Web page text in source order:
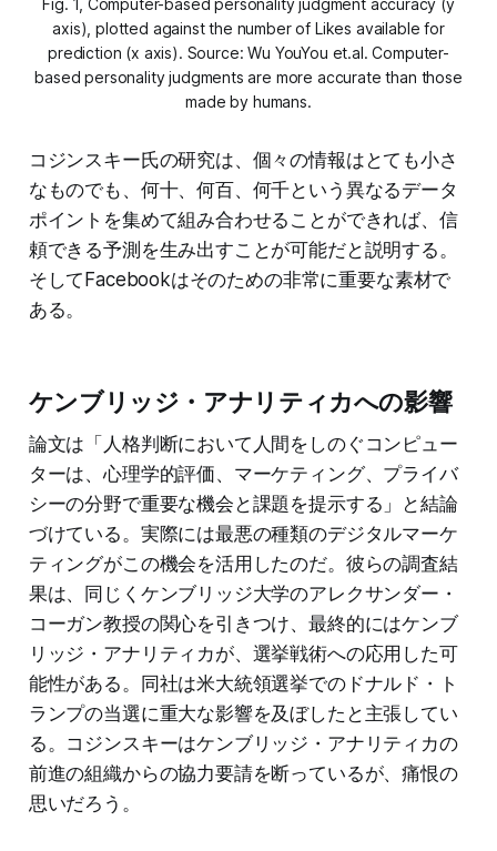
Fig. 1, Computer-based personality judgment accuracy (y
axis), plotted against the number of Likes available for
prediction (x axis). Source: Wu YouYou et.al. Computer-
based personality judgments are more accurate than those
made by humans.
コジンスキー氏の研究は、個々の情報はとても小さ
なものでも、何十、何百、何千という異なるデータ
ポイントを集めて組み合わせることができれば、信
頼できる予測を生み出すことが可能だと説明する。
そしてFacebookはそのための非常に重要な素材で
ある。
ケンブリッジ・アナリティカへの影響
論文は「人格判断において人間をしのぐコンピュー
ターは、心理学的評価、マーケティング、プライバ
シーの分野で重要な機会と課題を提示する」と結論
づけている。実際には最悪の種類のデジタルマーケ
ティングがこの機会を活用したのだ。彼らの調査結
果は、同じくケンブリッジ大学のアレクサンダー・
コーガン教授の関心を引きつけ、最終的にはケンブ
リッジ・アナリティカが、選挙戦術への応用した可
能性がある。同社は米大統領選挙でのドナルド・ト
ランプの当選に重大な影響を及ぼしたと主張してい
る。コジンスキーはケンブリッジ・アナリティカの
前進の組織からの協力要請を断っているが、痛恨の
思いだろう。